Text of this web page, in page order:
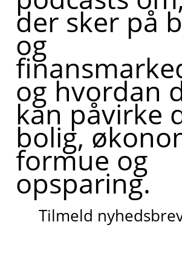
der sker på
og
og hvordan
kan påvirke
bolig,
formue og
opsparing.
Tilmeld